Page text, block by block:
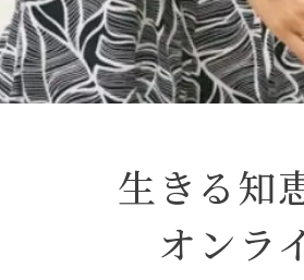
生きる知
オンラ